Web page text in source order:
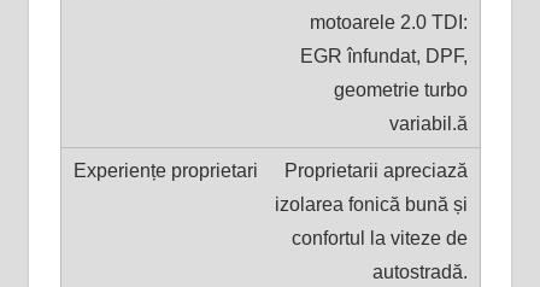
motoarele 2.0 TDI:
EGR înfundat, DPF,
geometrie turbo
variabil.ă
Proprietarii apreciază
izolarea fonică bună și
confortul la viteze de
autostradă.